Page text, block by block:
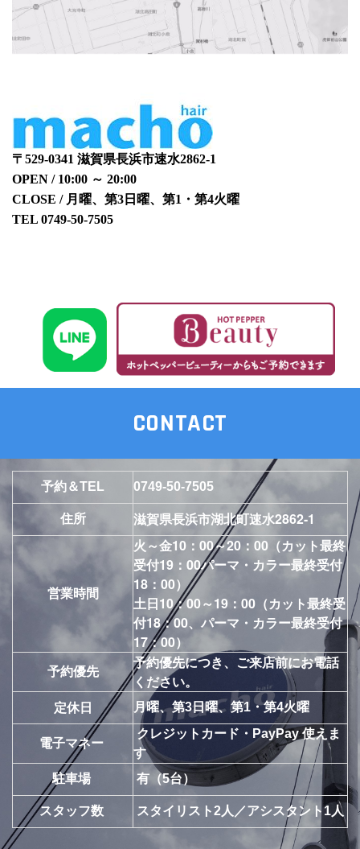
〒529-0341 滋賀県長浜市速水2862-1
OPEN / 10:00 ～ 20:00
CLOSE / 月曜、第3日曜、第1・第4火曜
TEL 0749-50-7505
CONTACT
予約＆TEL 0749-50-7505
住所 滋賀県長浜市湖北町速水2862-1
営業時間
火～金10：00～20：00（カット最終
受付19：00パーマ・カラー最終受付
18：00）
土日10：00～19：00（カット最終受
付18：00、パーマ・カラー最終受付
17：00）
予約優先
予約優先につき、ご来店前にお電話
ください。
定休日 月曜、第3日曜、第1・第4火曜
電子マネー
クレジットカード・PayPay 使えま
す
駐車場
有（5台）
スタッフ数 スタイリスト2人／アシスタント1人